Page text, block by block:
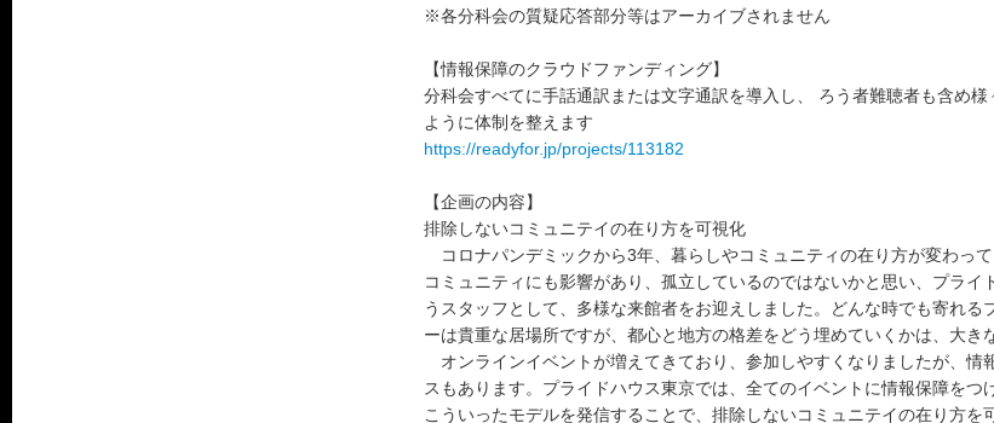
※各分科会の質疑応答部分等はアーカイブされません
【情報保障のクラウドファンディング】
分科会すべてに手話通訳または文字通訳を導入し、 ろう者難聴者も含め様
ように体制を整えます
https://readyfor.jp/projects/113182
【企画の内容】
排除しないコミュニテイの在り方を可視化
コロナパンデミックから3年、暮らしやコミュニティの在り方が変わっ
コミュニティにも影響があり、孤立しているのではないかと思い、プライ
うスタッフとして、多様な来館者をお迎えしました。どんな時でも寄れる
ーは貴重な居場所ですが、都心と地方の格差をどう埋めていくかは、大き
オンラインイベントが増えてきており、参加しやすくなりましたが、情
スもあります。プライドハウス東京では、全てのイベントに情報保障をつ
こういったモデルを発信することで、排除しないコミュニテイの在り方を